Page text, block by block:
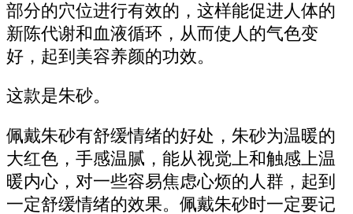
部分的穴位进行有效的，这样能促进人体的
新陈代谢和血液循环，从而使人的气色变
好，起到美容养颜的功效。
这款是朱砂。
佩戴朱砂有舒缓情绪的好处，朱砂为温暖的
大红色，手感温腻，能从视觉上和触感上温
暖内心，对一些容易焦虑心烦的人群，起到
一定舒缓情绪的效果。佩戴朱砂时一定要记